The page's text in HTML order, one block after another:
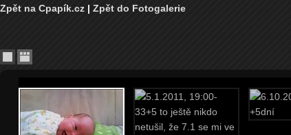
Zpět na Cpapík.cz | Zpět do Fotogalerie